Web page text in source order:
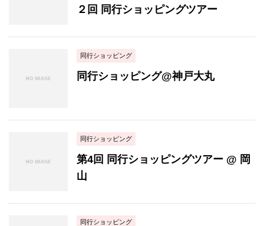
２回 同行ショッピングツアー
同行ショッピング
同行ショッピング@神戸大丸
同行ショッピング
第4回 同行ショッピングツアー @ 岡
山
同行ショッピング